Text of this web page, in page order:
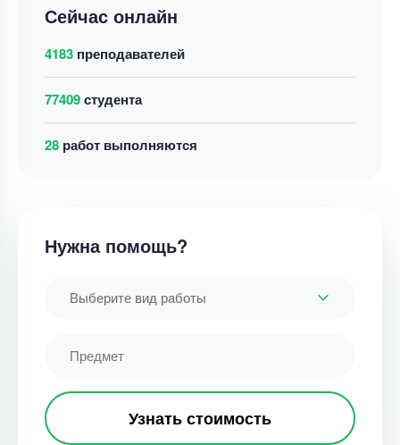
Сейчас онлайн
4183 преподавателей
77409студента
36 работ выполняются
Нужна помощь?
Выберите вид работы
Узнать стоимость